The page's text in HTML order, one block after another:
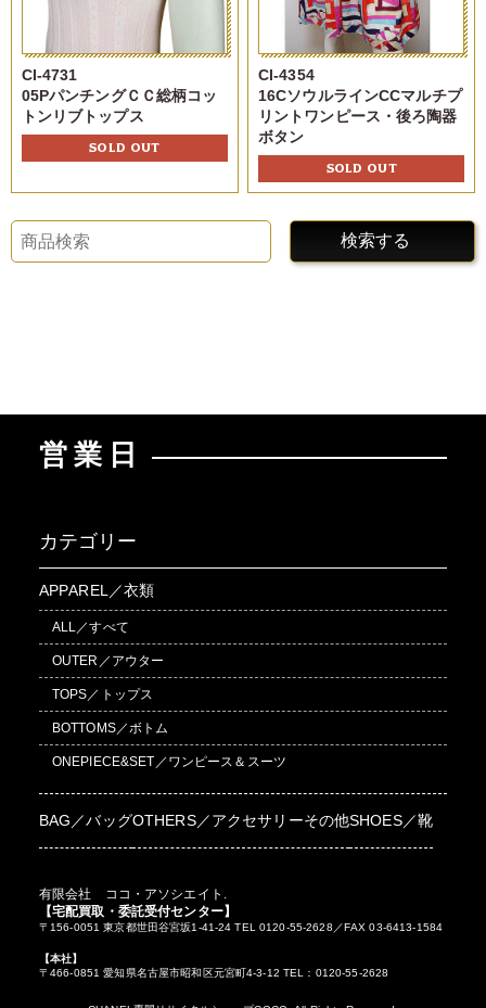
CI-4731
05PパンチングＣＣ総柄コッ
トンリブトップス
SOLD OUT
CI-4354
16CソウルラインCCマルチプ
リントワンピース・後ろ陶器
ボタン
SOLD OUT
検索する
営業日
カテゴリー
APPAREL／衣類
ALL／すべて
OUTER／アウター
TOPS／トップス
BOTTOMS／ボトム
ONEPIECE&SET／ワンピース＆スーツ
BAG／バッグOTHERS／アクセサリーその他SHOES／靴
有限会社 ココ・アソシエイト.
【宅配買取・委託受付センター】
〒156-0051 東京都世田谷宮坂1-41-24 TEL 0120-55-2628／FAX 03-6413-1584
【本社】
〒466-0851 愛知県名古屋市昭和区元宮町4-3-12 TEL：0120-55-2628